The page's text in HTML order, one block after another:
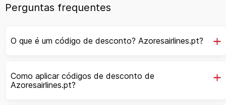
Perguntas frequentes
O que é um código de desconto? Azoresairlines.pt?
Como aplicar códigos de desconto de
Azoresairlines.pt?